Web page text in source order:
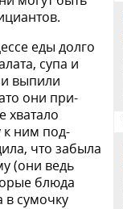
еды долго
супа и
выпили
они при­
хватало
к ним под­
что забыла
(они ведь
блюда
в сумочку